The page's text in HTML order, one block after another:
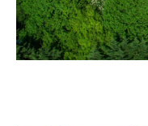
Surface
Pièces
Pièces